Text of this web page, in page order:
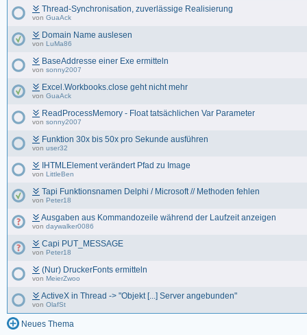
Thread-Synchronisation, zuverlässige Realisierung
von GuaAck
Domain Name auslesen
von LuMa86
BaseAddresse einer Exe ermitteln
von sonny2007
Excel.Workbooks.close geht nicht mehr
von GuaAck
ReadProcessMemory - Float tatsächlichen Var Parameter
von sonny2007
Funktion 30x bis 50x pro Sekunde ausführen
von user32
IHTMLElement verändert Pfad zu Image
von LittleBen
Tapi Funktionsnamen Delphi / Microsoft // Methoden fehlen
von Peter18
Ausgaben aus Kommandozeile während der Laufzeit anzeigen
von daywalker0086
Capi PUT_MESSAGE
von Peter18
(Nur) DruckerFonts ermitteln
von MeierZwoo
ActiveX in Thread -> "Objekt [...] Server angebunden"
von OlafSt
Neues Thema